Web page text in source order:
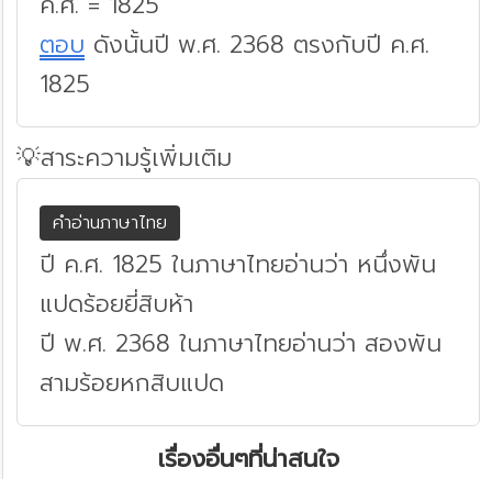
ตอบ ดังนั้นปี พ.ศ. 2368 ตรงกับปี ค.ศ.
1825
💡สาระความรู้เพิ่มเติม
คำอ่านภาษาไทย
ปี ค.ศ. 1825 ในภาษาไทยอ่านว่า หนึ่งพัน
แปดร้อยยี่สิบห้า
ปี พ.ศ. 2368 ในภาษาไทยอ่านว่า สองพัน
สามร้อยหกสิบแปด
เรื่องอื่นๆที่น่าสนใจ